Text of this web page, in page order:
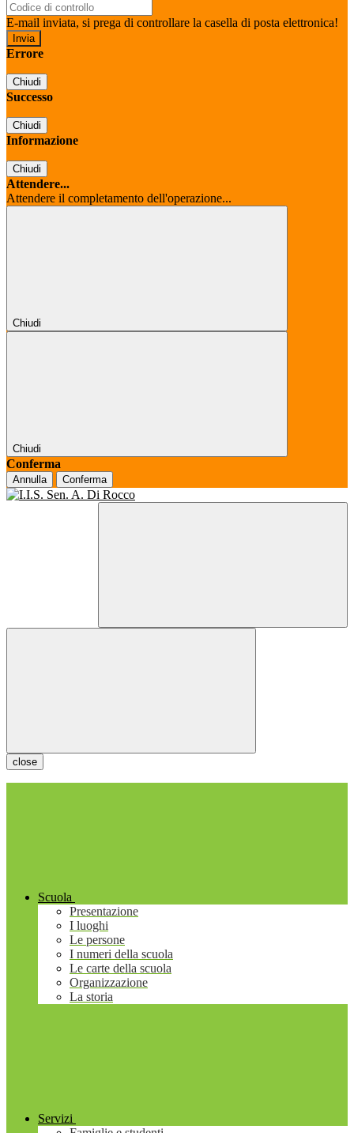
E-mail inviata, si prega di controllare la casella di posta elettronica!
Errore
Chiudi
Successo
Chiudi
Informazione
Chiudi
Attendere...
Attendere il completamento dell'operazione...
Chiudi
Chiudi
Conferma
Annulla Conferma
close
Scuola
Presentazione
I luoghi
Le persone
I numeri della scuola
Le carte della scuola
Organizzazione
La storia
Servizi